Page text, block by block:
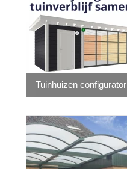
Tuinhuizen configurator